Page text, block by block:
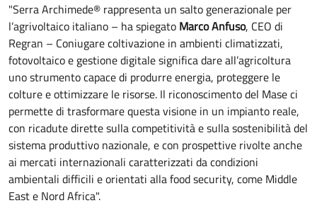
"Serra Archimede® rappresenta un salto generazionale per
l’agrivoltaico italiano – ha spiegato Marco Anfuso, CEO di
Regran – Coniugare coltivazione in ambienti climatizzati,
fotovoltaico e gestione digitale significa dare all’agricoltura
uno strumento capace di produrre energia, proteggere le
colture e ottimizzare le risorse. Il riconoscimento del Mase ci
permette di trasformare questa visione in un impianto reale,
con ricadute dirette sulla competitività e sulla sostenibilità del
sistema produttivo nazionale, e con prospettive rivolte anche
ai mercati internazionali caratterizzati da condizioni
ambientali difficili e orientati alla food security, come Middle
East e Nord Africa".